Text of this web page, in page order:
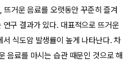
거운 음료를 오랫동안 꾸준히 즐겨
연구 결과가 있다. 대표적으로 뜨거운
식도암 발생률이 높게 나타난다. 차
음료를 마시는 습관 때문인 것으로 해